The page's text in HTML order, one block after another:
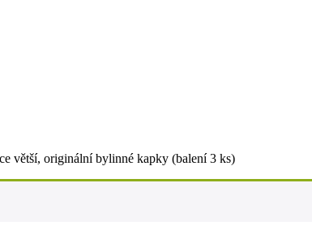
větší, originální bylinné kapky (balení 3 ks)